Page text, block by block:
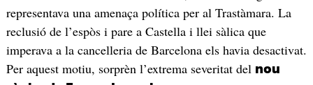
representava una amenaça política per al Trastàmara. La
reclusió de l’espòs i pare a Castella i llei sàlica que
imperava a la cancelleria de Barcelona els havia desactivat.
Per aquest motiu, sorprèn l’extrema severitat del nou